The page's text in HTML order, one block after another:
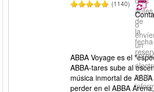
antes
de
la
fecha
(1140)
o
un
para
ABBA Voyage es el
ABBA-tares sube al
música inmortal de
perder en el ABBA